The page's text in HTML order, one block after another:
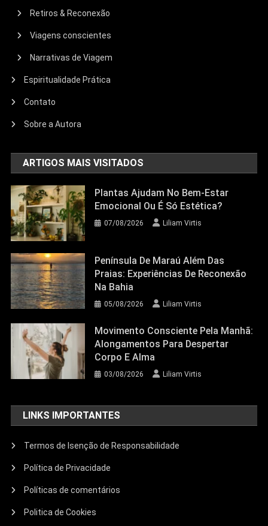
Retiros & Reconexão
Viagens conscientes
Narrativas de Viagem
Espiritualidade Prática
Contato
Sobre a Autora
ARTIGOS MAIS VISITADOS
Plantas Ajudam No Bem-Estar
Emocional Ou É Só Estética?
07/08/2026 Liliam Virtis
Península De Maraú Além Das
Praias: Experiências De Reconexão
Na Bahia
05/08/2026 Liliam Virtis
Movimento Consciente Pela Manhã:
Alongamentos Para Despertar
Corpo E Alma
03/08/2026 Liliam Virtis
LINKS IMPORTANTES
Termos de Isenção de Responsabilidade
Política de Privacidade
Políticas de comentários
Politica de Cookies